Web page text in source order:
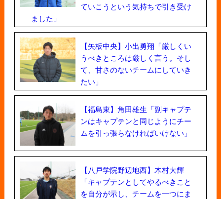
ていこうという気持ちで引き受け
ました」
【矢板中央】小出勇翔「厳しくい
うべきところは厳しく言う。そし
て、甘さのないチームにしていき
たい」
【福島東】角田雄生「副キャプテ
ンはキャプテンと同じようにチー
ムを引っ張らなければいけない」
【八戸学院野辺地西】木村大輝
「キャプテンとしてやるべきこと
を自分が示し、チームを一つにま